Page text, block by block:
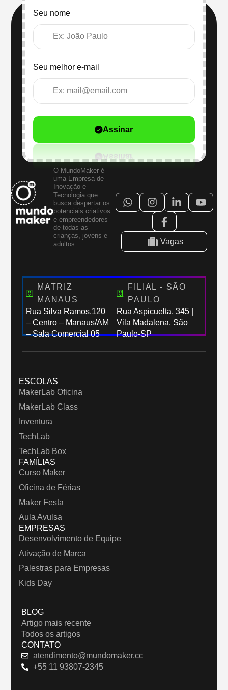
Seu nome
Seu melhor e-mail
Assinar
O MundoMaker é
uma Empresa de
Inovação e
Tecnologia que
busca despertar os
potenciais criativos
e empreendedores
de todas as
crianças, jovens e
adultos.
Vagas
MATRIZ
MANAUS
Rua Silva Ramos,120
– Centro – Manaus/AM
– Sala Comercial 05
FILIAL - SÃO
PAULO
Rua Aspicuelta, 345 |
Vila Madalena, São
Paulo-SP
ESCOLAS
MakerLab Oficina
MakerLab Class
Inventura
TechLab
TechLab Box
FAMÍLIAS
Curso Maker
Oficina de Férias
Maker Festa
Aula Avulsa
EMPRESAS
Desenvolvimento de Equipe
Ativação de Marca
Palestras para Empresas
Kids Day
BLOG
Artigo mais recente
Todos os artigos
CONTATO
atendimento@mundomaker.cc
+55 11 93807-2345